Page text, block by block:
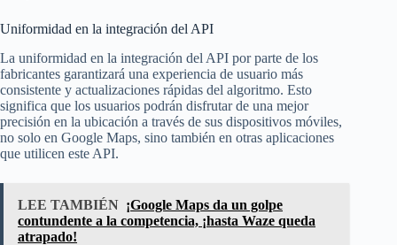
Uniformidad en la integración del API
La uniformidad en la integración del API por parte de los
fabricantes garantizará una experiencia de usuario más
consistente y actualizaciones rápidas del algoritmo. Esto
significa que los usuarios podrán disfrutar de una mejor
precisión en la ubicación a través de sus dispositivos móviles,
no solo en Google Maps, sino también en otras aplicaciones
que utilicen este API.
LEE TAMBIÉN ¡Google Maps da un golpe
contundente a la competencia, ¡hasta Waze queda
atrapado!